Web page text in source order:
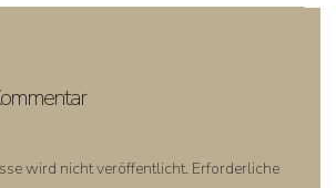
wird nicht veröffentlicht. Erforderliche